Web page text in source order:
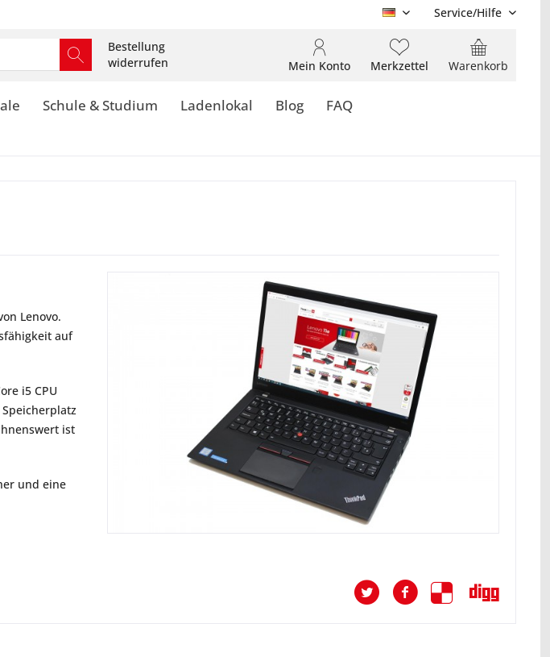
DE Service/Hilfe
Bestellung
widerrufen
Warenkorb
Merkzettel
Mein Konto
Schule & Studium Ladenlokal Blog FAQ
Lenovo.
auf
i5 CPU
ist
und eine